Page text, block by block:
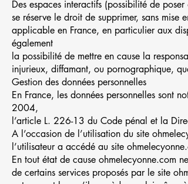
Des espaces interactifs (possibilité de
se réserve le droit de supprimer, sans
applicable en France, en particulier aux
également
la possibilité de mettre en cause la
injurieux, diffamant, ou pornographique,
Gestion des données personnelles
En France, les données personnelles
2004,
l’article L. 226-13 du Code pénal et la
A l’occasion de l’utilisation du site
l’utilisateur a accédé au site
En tout état de cause ohmelecyonne.com
de certains services proposés par le site